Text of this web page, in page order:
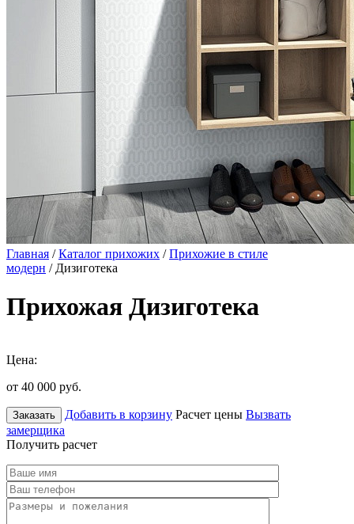
Главная /Каталог прихожих /Прихожие в стиле
модерн / Дизиготека
Прихожая Дизиготека
Цена:
от 40 000 руб.
Заказать Добавить в корзину Расчет цены Вызвать
замерщика
Получить расчет